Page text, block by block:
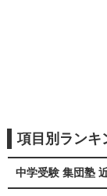
項目別ランキ
中学受験 集団塾